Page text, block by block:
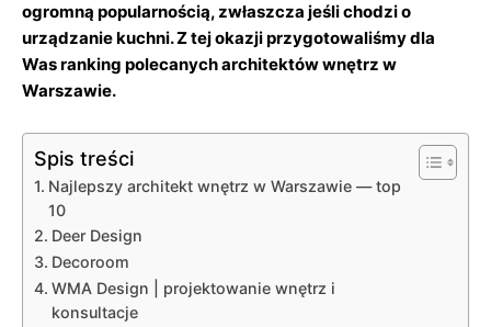
ogromną popularnością, zwłaszcza jeśli chodzi o
urządzanie kuchni. Z tej okazji przygotowaliśmy dla
Was ranking polecanych architektów wnętrz w
Warszawie.
Spis treści
Najlepszy architekt wnętrz w Warszawie — top
10
Deer Design
Decoroom
WMA Design | projektowanie wnętrz i
konsultacje